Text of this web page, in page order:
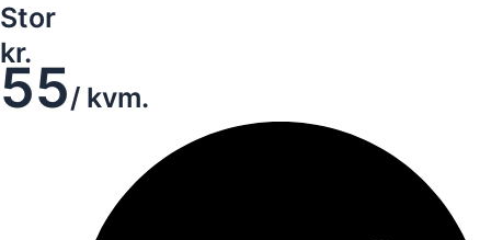
Stor
kr.
55/ kvm.